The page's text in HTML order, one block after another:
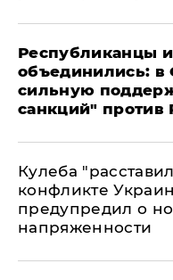
Республиканцы
объединились: в
сильную
санкций" против
Кулеба
конфликте
предупредил о
напряженности